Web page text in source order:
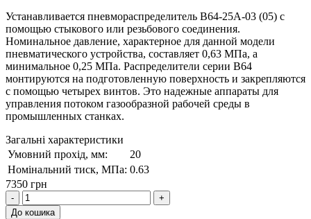
Устанавливается пневмораспределитель В64-25А-03 (05) с
помощью стыкового или резьбового соединения.
Номинальное давление, характерное для данной модели
пневматического устройства, составляет 0,63 МПа, а
минимальное 0,25 МПа. Распределители серии В64
монтируются на подготовленную поверхность и закрепляются
с помощью четырех винтов. Это надежные аппараты для
управления потоком газообразной рабочей среды в
промышленных станках.
Загальні характеристики
Умовний прохід, мм:
20
Номінальний тиск, МПа: 0.63
7350 грн
-
+
До кошика